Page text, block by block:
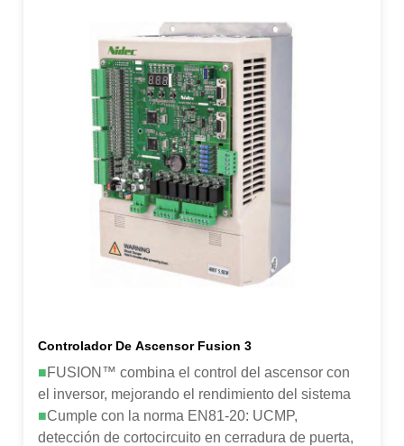
Controlador De Ascensor Fusion 3
■FUSION™ combina el control del ascensor con
el inversor, mejorando el rendimiento del sistema
■Cumple con la norma EN81-20: UCMP,
detección de cortocircuito en cerradura de puerta,